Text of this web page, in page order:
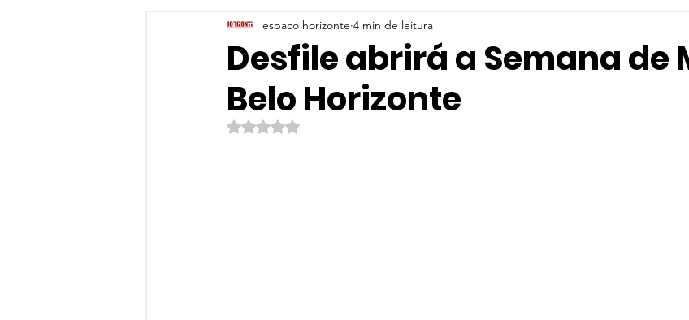
Desfile abrirá a Semana de
Belo Horizonte
espaco horizonte 4 min de leitura
Avaliado com NaN de 5 estrelas.